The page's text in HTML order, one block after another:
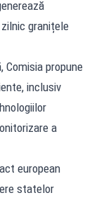
granițele
propune
inclusiv
a
european
statelor